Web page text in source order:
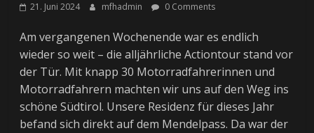
21. Juni 2024 mfhadmin 0 Comments
Am vergangenen Wochenende war es endlich
wieder so weit – die alljährliche Actiontour stand vor
der Tür. Mit knapp 30 Motorradfahrerinnen und
Motorradfahrern machten wir uns auf den Weg ins
schöne Südtirol. Unsere Residenz für dieses Jahr
befand sich direkt auf dem Mendelpass. Da war der